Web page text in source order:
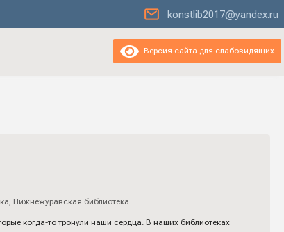
konstlib2017@yandex.ru
Версия сайта для слабовидящих
, Нижнежуравская библиотека
когда-то тронули наши сердца. В наших библиотеках